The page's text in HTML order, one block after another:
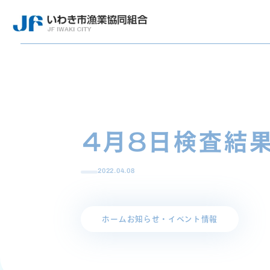
4月8日検査結
2022.04.08
ホーム お知らせ・イベント情報